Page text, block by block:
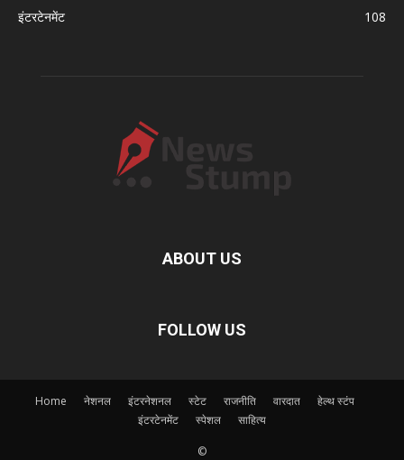
इंटरटेनमेंट
108
ABOUT US
FOLLOW US
Home नेशनल इंटरनेशनल स्टेट राजनीति वारदात
हेल्थ स्टंप
इंटरटेनमेंट
स्पेशल साहित्य
©